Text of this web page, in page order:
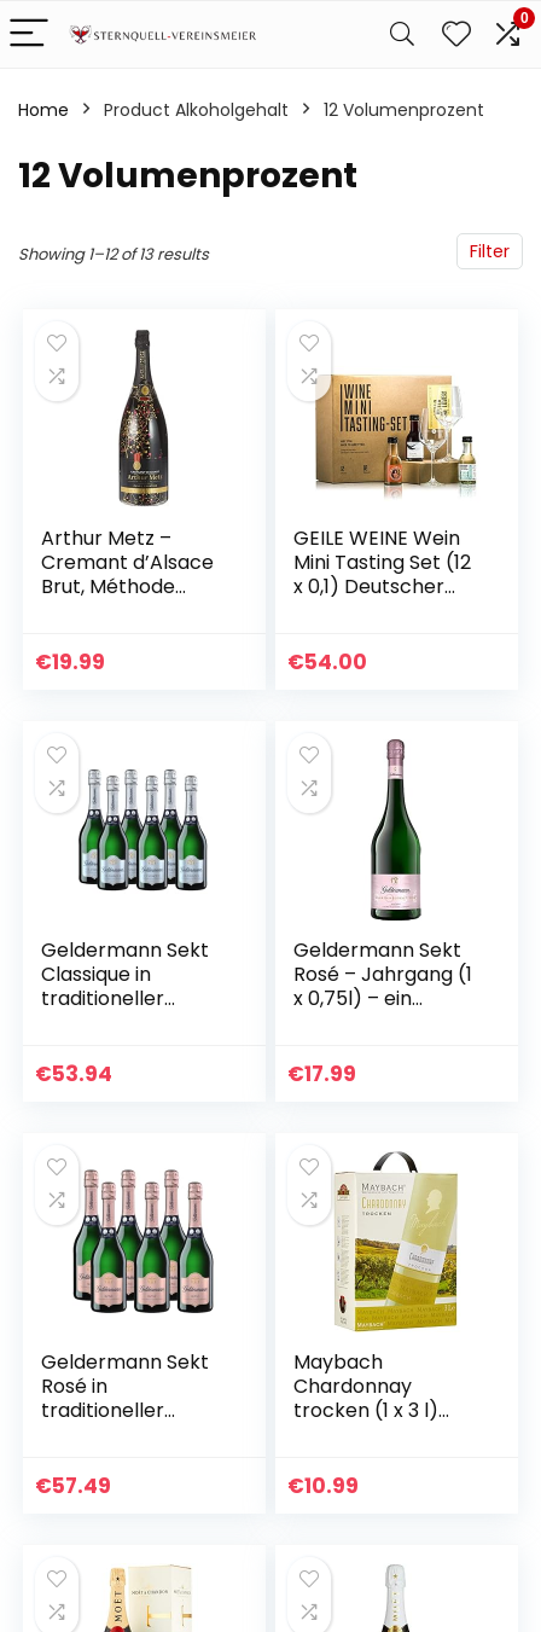
0
Home Product Alkoholgehalt ‎12 Volumenprozent
‎12 Volumenprozent
Filter
Showing 1–12 of 13 results
Arthur Metz –
Cremant d’Alsace
Brut, Méthode
€19.99
GEILE WEINE Wein
Mini Tasting Set (12
x 0,1) Deutscher
Probierset
€54.00
Geldermann Sekt
Classique in
traditioneller
€53.94
Geldermann Sekt
Rosé – Jahrgang (1
x 0,75l) – ein
Jahre in
€17.99
Geldermann Sekt
Rosé in
traditioneller
€57.49
Maybach
Chardonnay
trocken (1 x 3 l)
€10.99